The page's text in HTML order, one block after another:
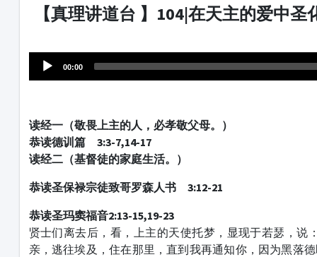
【真理讲道台 】104|在天主的爱中
Player
00:00
读经一（敬畏上主的人，必孝敬父母。 ）
恭读德训篇 3:3-7,14-17
读经二（基督徒的家庭生活。 ）
恭读圣保禄宗徒致哥罗森人书 3:12-21
恭读圣玛窦福音2:13-15,19-23
贤士们离去后，看，上主的天使托梦，显现于若瑟，说
亲，逃往埃及，住在那里，直到我再通知你，因为黑落